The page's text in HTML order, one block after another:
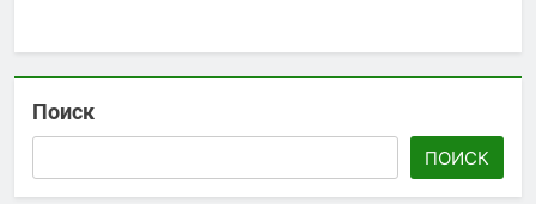
Поиск
ПОИСК